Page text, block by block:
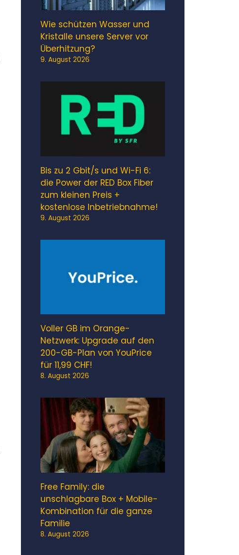
Wie schützen Wasser und
Kristalle unsere Server vor
Überhitzung?
9. August 2026
Bis zu 2 Gbit/s und Wi-Fi 6:
die Power der RED Box Fiber
zum kleinen Preis +
kostenlose Inbetriebnahme!
9. August 2026
Voller GB im Orange-
Netzwerk: Upgrade auf den
200-GB-Plan von YouPrice
für 11,99 CHF!
8. August 2026
Free Family: die
unschlagbare Box + Mobile-
Kombination für die ganze
Familie
8. August 2026